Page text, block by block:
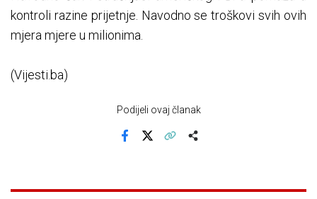
kontroli razine prijetnje. Navodno se troškovi svih ovih
mjera mjere u milionima.
(Vijesti.ba)
Podijeli ovaj članak